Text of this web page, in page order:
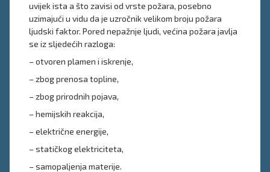
uvijek ista a što zavisi od vrste požara, posebno
uzimajući u vidu da je uzročnik velikom broju požara
ljudski faktor. Pored nepažnje ljudi, većina požara javlja
se iz sljedećih razloga:
– otvoren plamen i iskrenje,
– zbog prenosa topline,
– zbog prirodnih pojava,
– hemijskih reakcija,
– električne energije,
– statičkog elektriciteta,
– samopaljenja materije.